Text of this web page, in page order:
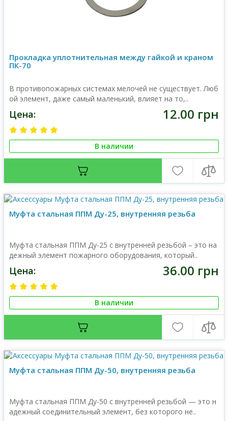
Прокладка уплотнительная между гайкой и краном
ПК-70
В противопожарных системах мелочей не существует. Люб
ой элемент, даже самый маленький, влияет на то,..
Цена: 12.00 грн
В наличии
Муфта стальная ППМ Ду-25, внутренняя резьба
Муфта стальная ППМ Ду-25 с внутренней резьбой – это на
дежный элемент пожарного оборудования, который..
Цена: 36.00 грн
В наличии
Муфта стальная ППМ Ду-50, внутренняя резьба
Муфта стальная ППМ Ду-50 с внутренней резьбой — это н
адежный соединительный элемент, без которого не..